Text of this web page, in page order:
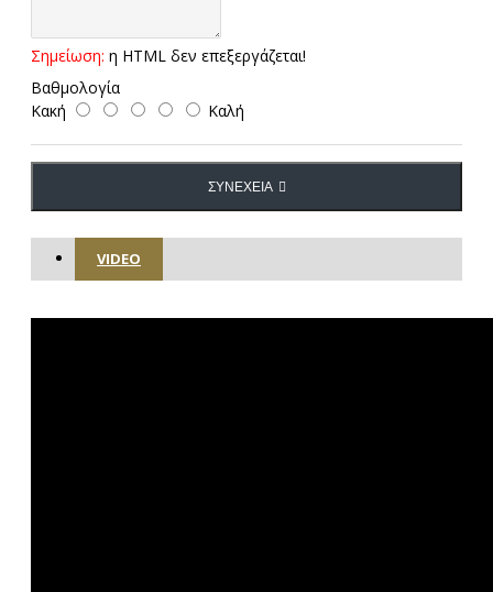
Σημείωση: η HTML δεν επεξεργάζεται!
Βαθμολογία
Κακή
Καλή
ΣΥΝΈΧΕΙΑ
VIDEO